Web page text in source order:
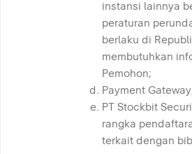
instansi lainnya
peraturan
berlaku di
membutuhkan
Pemohon;
Payment
PT Stockbit
rangka
terkait dengan